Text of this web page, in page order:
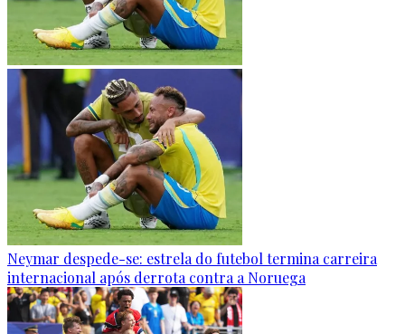
Neymar despede-se: estrela do futebol termina carreira
internacional após derrota contra a Noruega